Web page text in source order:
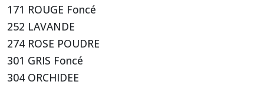
171 ROUGE Foncé
252 LAVANDE
274 ROSE POUDRE
301 GRIS Foncé
304 ORCHIDEE